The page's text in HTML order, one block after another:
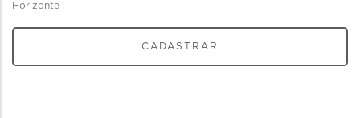
Horizonte
CADASTRAR